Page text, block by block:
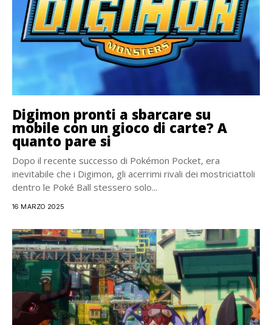
Digimon pronti a sbarcare su
mobile con un gioco di carte? A
quanto pare si
Dopo il recente successo di Pokémon Pocket, era
inevitabile che i Digimon, gli acerrimi rivali dei mostriciattoli
dentro le Poké Ball stessero solo...
16 MARZO 2025